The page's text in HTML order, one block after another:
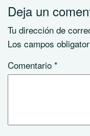
Deja un
Tu dirección de
Los campos
Comentario *